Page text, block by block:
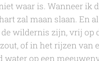
waar is. Wanneer ik
zal maan slaan. En
wildernis zijn, vrij op
of in het rijzen van
water op een